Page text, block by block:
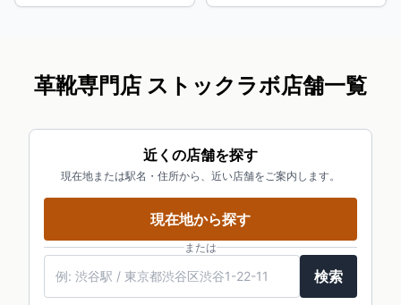
革靴専門店 ストックラボ店舗一覧
近くの店舗を探す
現在地または駅名・住所から、近い店舗をご案内します。
現在地から探す
または
検索